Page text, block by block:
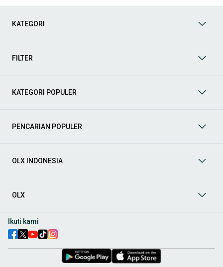
mobil bekas Anda berjalan lancar, efisien, dan menyenangkan.
berbagai jenis mobil baru maupun bekas dengan kondisi
Aksesoris Mobil: Lengkapi tampilan dan fungsionalitas mobil
aksesoris interior seperti sarung jok dan karpet, hingga
berbagai pilihan
, speaker, amplifier, subwoofer,
ingin meningkatkan kualitas suara dalam kabin
Spare Part Mobil
part mobiloriginal dan berkualitas dari OLX! Temukan
berbagai komponen penting mulai dari filter oli, kampas rem,
KATEGORI
FILTER
KATEGORI POPULER
PENCARIAN POPULER
OLX INDONESIA
OLX
Ikuti kami